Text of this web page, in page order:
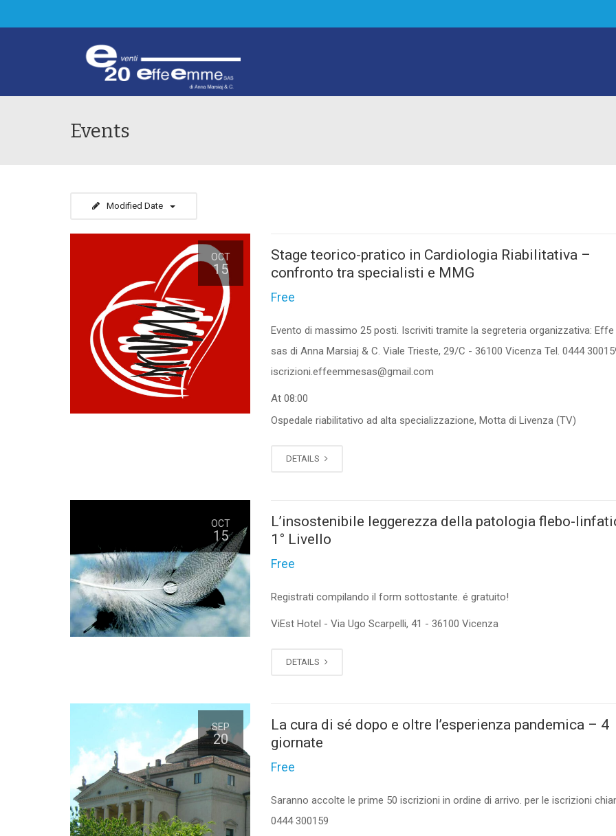
Events
Modified Date
OCT
15
Stage teorico-pratico in Cardiologia Riabilitativa –
confronto tra specialisti e MMG
Free
Evento di massimo 25 posti. Iscriviti tramite la segreteria organizzativa:
sas di Anna Marsiaj & C. Viale Trieste, 29/C - 36100 Vicenza Tel. 0444
iscrizioni.effeemmesas@gmail.com
At 08:00
Ospedale riabilitativo ad alta specializzazione, Motta di Livenza (TV)
DETAILS
OCT
15
L’insostenibile leggerezza della patologia flebo-
1° Livello
Free
Registrati compilando il form sottostante. é gratuito!
ViEst Hotel - Via Ugo Scarpelli, 41 - 36100 Vicenza
DETAILS
SEP
20
La cura di sé dopo e oltre l’esperienza pandemica – 4
giornate
Free
Saranno accolte le prime 50 iscrizioni in ordine di arrivo. per le iscrizioni
0444 300159